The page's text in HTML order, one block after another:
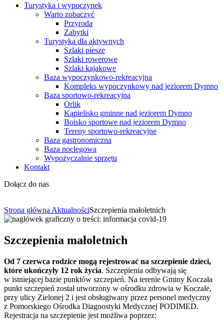
Turystyka i wypoczynek
Warto zobaczyć
Przyroda
Zabytki
Turystyka dla aktywnych
Szlaki piesze
Szlaki rowerowe
Szlaki kajakowe
Baza wypoczynkowo-rekreacyjna
Kompleks wypoczynkowy nad jeziorem Dymno
Baza sportowo-rekreacyjna
Orlik
Kąpielisko gminne nad jeziorem Dymno
Boisko sportowe nad jeziorem Dymno
Tereny sportowo-rekreacyjne
Baza gastronomiczna
Baza noclegowa
Wypożyczalnie sprzętu
Kontakt
Dołącz do nas
Strona główna AktualnościSzczepienia małoletnich
Szczepienia małoletnich
Od 7 czerwca rodzice mogą rejestrować na szczepienie dzieci,
które ukończyły 12 rok życia. Szczepienia odbywają się
w istniejącej bazie punktów szczepień. Na terenie Gminy Koczała
punkt szczepień został utworzony w ośrodku zdrowia w Koczale,
przy ulicy Zielonej 2 i jest obsługiwany przez personel medyczny
z Pomorskiego Ośrodka Diagnostyki Medycznej PODIMED.
Rejestracja na szczepienie jest możliwa poprzez: